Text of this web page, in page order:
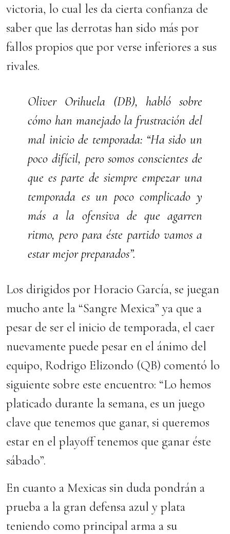
victoria, lo cual les da cierta confianza de
saber que las derrotas han sido más por
fallos propios que por verse inferiores a sus
rivales.
Oliver Orihuela (DB), habló sobre
cómo han manejado la frustración del
mal inicio de temporada: “Ha sido un
poco difícil, pero somos conscientes de
que es parte de siempre empezar una
temporada es un poco complicado y
más a la ofensiva de que agarren
ritmo, pero para éste partido vamos a
estar mejor preparados”.
Los dirigidos por Horacio García, se juegan
mucho ante la “Sangre Mexica” ya que a
pesar de ser el inicio de temporada, el caer
nuevamente puede pesar en el ánimo del
equipo, Rodrigo Elizondo (QB) comentó lo
siguiente sobre este encuentro: “Lo hemos
platicado durante la semana, es un juego
clave que tenemos que ganar, si queremos
estar en el playoff tenemos que ganar éste
sábado”.
En cuanto a Mexicas sin duda pondrán a
prueba a la gran defensa azul y plata
teniendo como principal arma a su